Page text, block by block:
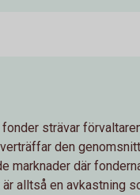
strävar
den
marknader där
alltså en avkastning